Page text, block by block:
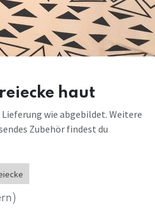
haut
wie abgebildet. Weitere
Zubehör findest du